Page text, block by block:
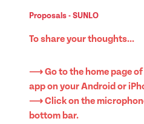
Proposals - SUNLO
To share your thoughts...
⟶ Go to the home page of
app on your Android or
⟶ Click on the
bottom bar.